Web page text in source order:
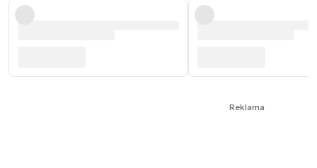
Reklama